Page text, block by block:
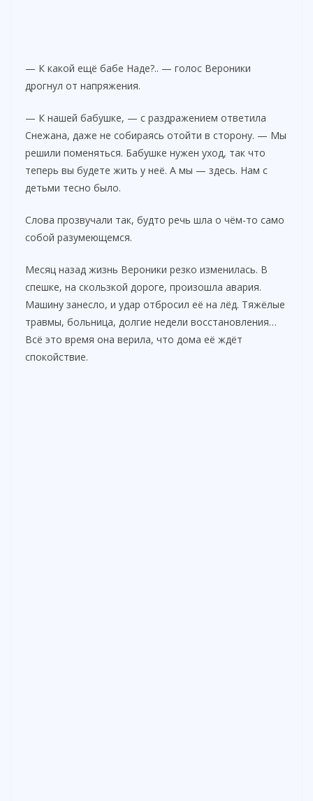
— К какой ещё бабе Наде?.. — голос Вероники
дрогнул от напряжения.
— К нашей бабушке, — с раздражением ответила
Снежана, даже не собираясь отойти в сторону. — Мы
решили поменяться. Бабушке нужен уход, так что
теперь вы будете жить у неё. А мы — здесь. Нам с
детьми тесно было.
Слова прозвучали так, будто речь шла о чём-то само
собой разумеющемся.
Месяц назад жизнь Вероники резко изменилась. В
спешке, на скользкой дороге, произошла авария.
Машину занесло, и удар отбросил её на лёд. Тяжёлые
травмы, больница, долгие недели восстановления…
Всё это время она верила, что дома её ждёт
спокойствие.